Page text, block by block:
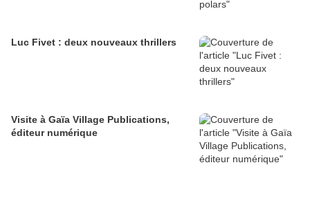
Luc Fivet : deux nouveaux thrillers
Visite à Gaïa Village Publications,
éditeur numérique